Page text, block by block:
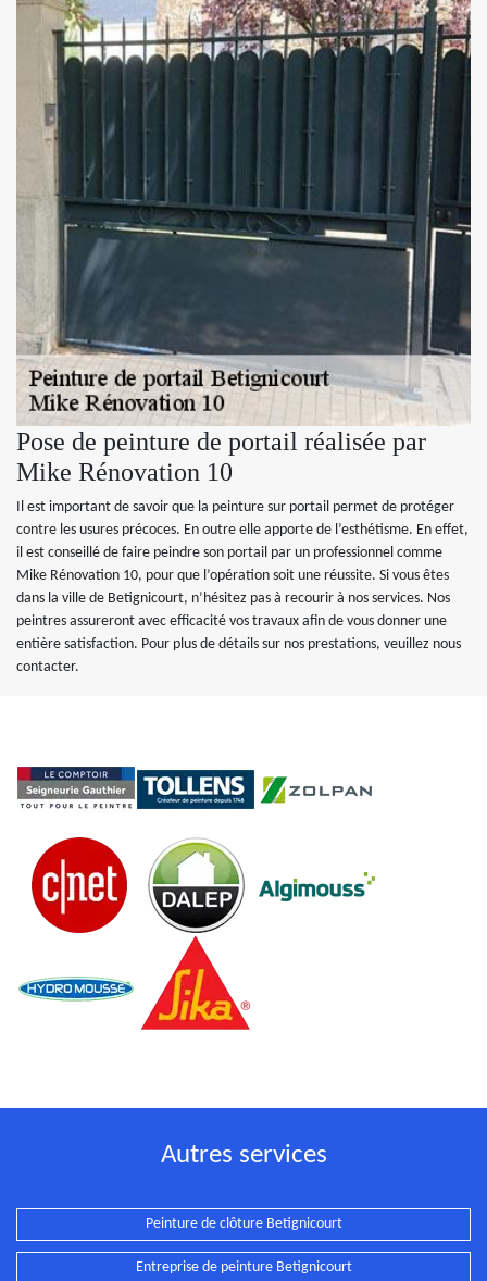
Pose de peinture de portail réalisée par
Mike Rénovation 10
Il est important de savoir que la peinture sur portail permet de protéger
contre les usures précoces. En outre elle apporte de l’esthétisme. En effet,
il est conseillé de faire peindre son portail par un professionnel comme
Mike Rénovation 10, pour que l’opération soit une réussite. Si vous êtes
dans la ville de Betignicourt, n’hésitez pas à recourir à nos services. Nos
peintres assureront avec efficacité vos travaux afin de vous donner une
entière satisfaction. Pour plus de détails sur nos prestations, veuillez nous
contacter.
Autres services
Peinture de clôture Betignicourt
Entreprise de peinture Betignicourt